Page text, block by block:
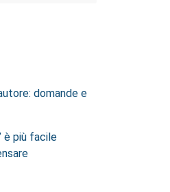
domande e
è più facile